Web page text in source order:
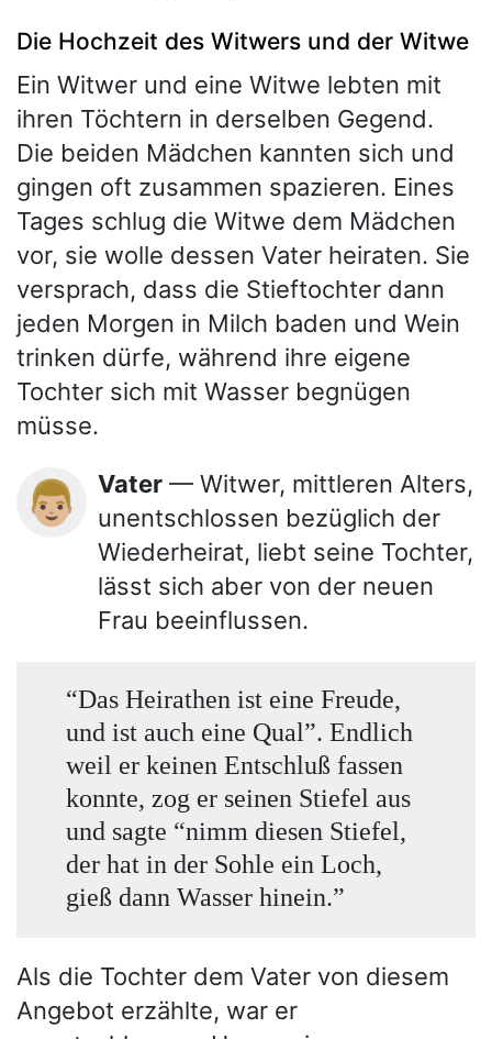
Die Hochzeit des Witwers und der Witwe
Ein Witwer und eine Witwe lebten mit
ihren Töchtern in derselben Gegend.
Die beiden Mädchen kannten sich und
gingen oft zusammen spazieren. Eines
Tages schlug die Witwe dem Mädchen
vor, sie wolle dessen Vater heiraten. Sie
versprach, dass die Stieftochter dann
jeden Morgen in Milch baden und Wein
trinken dürfe, während ihre eigene
Tochter sich mit Wasser begnügen
müsse.
👨🏼 Vater — Witwer, mittleren Alters,
unentschlossen bezüglich der
Wiederheirat, liebt seine Tochter,
lässt sich aber von der neuen
Frau beeinflussen.
“Das Heirathen ist eine Freude,
und ist auch eine Qual”. Endlich
weil er keinen Entschluß fassen
konnte, zog er seinen Stiefel aus
und sagte “nimm diesen Stiefel,
der hat in der Sohle ein Loch,
gieß dann Wasser hinein.”
Als die Tochter dem Vater von diesem
Angebot erzählte, war er